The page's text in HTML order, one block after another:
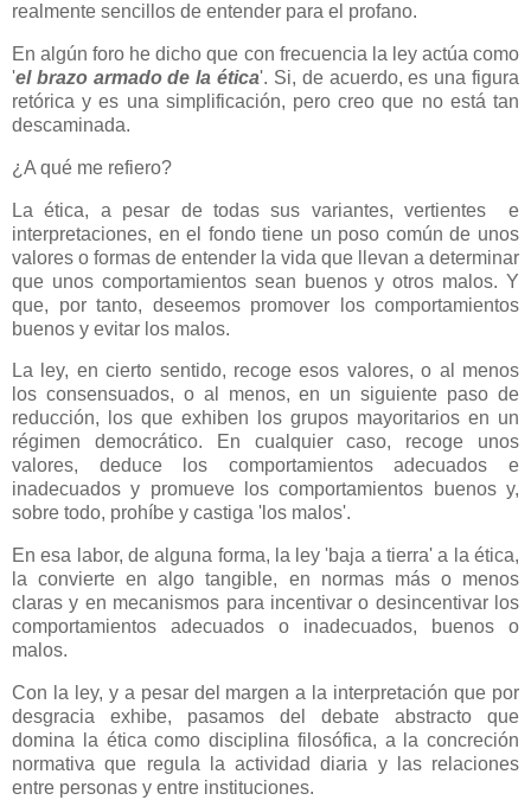
realmente sencillos de entender para el profano.
En algún foro he dicho que con frecuencia la ley actúa como
'el brazo armado de la ética'. Si, de acuerdo, es una figura
retórica y es una simplificación, pero creo que no está tan
descaminada.
¿A qué me refiero?
La ética, a pesar de todas sus variantes, vertientes e
interpretaciones, en el fondo tiene un poso común de unos
valores o formas de entender la vida que llevan a determinar
que unos comportamientos sean buenos y otros malos. Y
que, por tanto, deseemos promover los comportamientos
buenos y evitar los malos.
La ley, en cierto sentido, recoge esos valores, o al menos
los consensuados, o al menos, en un siguiente paso de
reducción, los que exhiben los grupos mayoritarios en un
régimen democrático. En cualquier caso, recoge unos
valores, deduce los comportamientos adecuados e
inadecuados y promueve los comportamientos buenos y,
sobre todo, prohíbe y castiga 'los malos'.
En esa labor, de alguna forma, la ley 'baja a tierra' a la ética,
la convierte en algo tangible, en normas más o menos
claras y en mecanismos para incentivar o desincentivar los
comportamientos adecuados o inadecuados, buenos o
malos.
Con la ley, y a pesar del margen a la interpretación que por
desgracia exhibe, pasamos del debate abstracto que
domina la ética como disciplina filosófica, a la concreción
normativa que regula la actividad diaria y las relaciones
entre personas y entre instituciones.